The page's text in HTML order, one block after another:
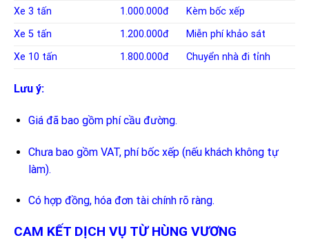
Xe 3 tấn
1.000.000đ
Kèm bốc xếp
Xe 5 tấn
1.200.000đ
Miễn phí khảo sát
Xe 10 tấn
1.800.000đ Chuyển nhà đi tỉnh
Lưu ý:
Giá đã bao gồm phí cầu đường.
Chưa bao gồm VAT, phí bốc xếp (nếu khách không tự
làm).
Có hợp đồng, hóa đơn tài chính rõ ràng.
CAM KẾT DỊCH VỤ TỪ HÙNG VƯƠNG